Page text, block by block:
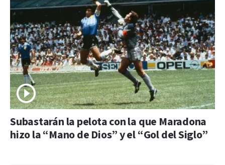
Subastarán la pelota con la que Maradona
hizo la “Mano de Dios” y el “Gol del Siglo”